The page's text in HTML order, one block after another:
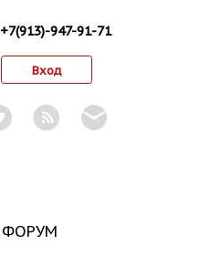
+7(913)-947-91-71
Вход
ФОРУМ